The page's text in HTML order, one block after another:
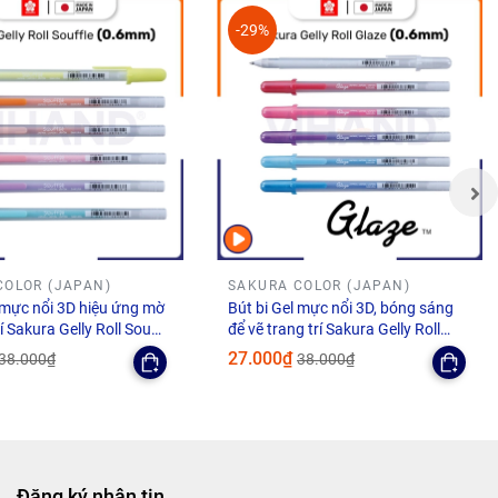
giấy
ơn,
hầu
sử
Mỹ),
tính
(JAPAN)
nổi 3D hiệu ứng mờ
Gelly Roll Souffle
-29%
SAKURA COLOR (JAPAN)
Bút bi Gel mực nổi 3D, bóng sáng
để vẽ trang trí Sakura Gelly Roll
Glaze - Ngòi 0.6mm
27.000₫ 38.000₫